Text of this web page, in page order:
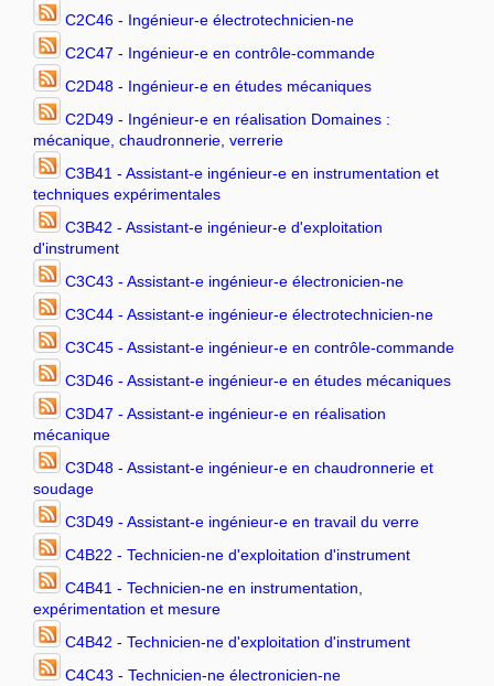
C2C46 - Ingénieur-e électrotechnicien-ne
C2C47 - Ingénieur-e en contrôle-commande
C2D48 - Ingénieur-e en études mécaniques
C2D49 - Ingénieur-e en réalisation Domaines :
mécanique, chaudronnerie, verrerie
C3B41 - Assistant-e ingénieur-e en instrumentation et
techniques expérimentales
C3B42 - Assistant-e ingénieur-e d'exploitation
d'instrument
C3C43 - Assistant-e ingénieur-e électronicien-ne
C3C44 - Assistant-e ingénieur-e électrotechnicien-ne
C3C45 - Assistant-e ingénieur-e en contrôle-commande
C3D46 - Assistant-e ingénieur-e en études mécaniques
C3D47 - Assistant-e ingénieur-e en réalisation
mécanique
C3D48 - Assistant-e ingénieur-e en chaudronnerie et
soudage
C3D49 - Assistant-e ingénieur-e en travail du verre
C4B22 - Technicien-ne d'exploitation d'instrument
C4B41 - Technicien-ne en instrumentation,
expérimentation et mesure
C4B42 - Technicien-ne d'exploitation d'instrument
C4C43 - Technicien-ne électronicien-ne